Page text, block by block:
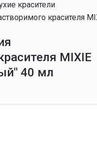
красители
красителя
MIXIE
40 мл